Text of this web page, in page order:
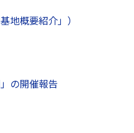
地概要紹介」）
の開催報告